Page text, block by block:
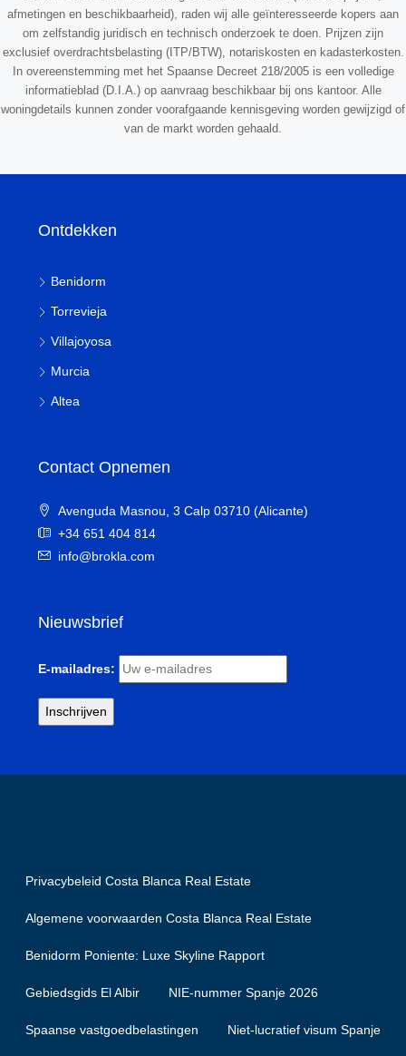
afmetingen en beschikbaarheid), raden wij alle geïnteresseerde kopers aan
om zelfstandig juridisch en technisch onderzoek te doen. Prijzen zijn
exclusief overdrachtsbelasting (ITP/BTW), notariskosten en kadasterkosten.
In overeenstemming met het Spaanse Decreet 218/2005 is een volledige
informatieblad (D.I.A.) op aanvraag beschikbaar bij ons kantoor. Alle
woningdetails kunnen zonder voorafgaande kennisgeving worden gewijzigd of
van de markt worden gehaald.
Ontdekken
Benidorm
Torrevieja
Villajoyosa
Murcia
Altea
Contact Opnemen
Avenguda Masnou, 3 Calp 03710 (Alicante)
+34 651 404 814
info@brokla.com
Nieuwsbrief
E-mailadres:
Privacybeleid Costa Blanca Real Estate
Algemene voorwaarden Costa Blanca Real Estate
Benidorm Poniente: Luxe Skyline Rapport
Gebiedsgids El Albir NIE-nummer Spanje 2026
Spaanse vastgoedbelastingen Niet-lucratief visum Spanje